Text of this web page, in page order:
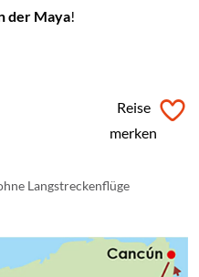
der Maya!
Reise
merken
Langstreckenflüge